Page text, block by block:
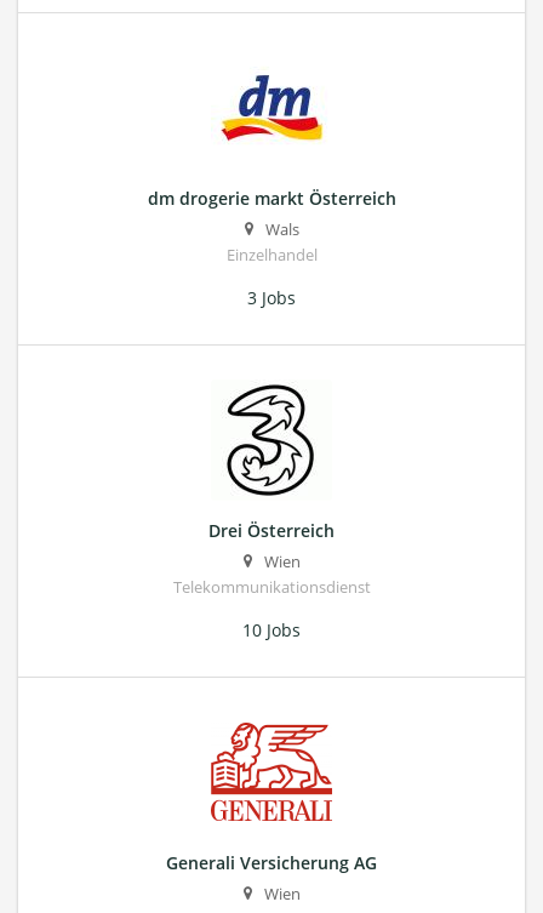
dm drogerie markt Österreich
Wals
Einzelhandel
3 Jobs
Drei Österreich
Wien
Telekommunikationsdienst
10 Jobs
Generali Versicherung AG
Wien